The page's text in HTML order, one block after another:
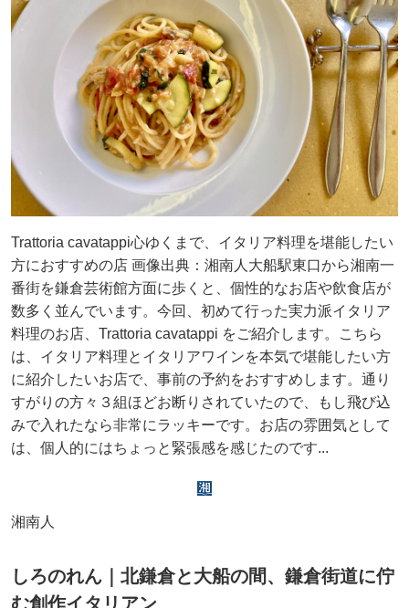
Trattoria cavatappi心ゆくまで、イタリア料理を堪能したい
方におすすめの店 画像出典：湘南人大船駅東口から湘南一
番街を鎌倉芸術館方面に歩くと、個性的なお店や飲食店が
数多く並んでいます。今回、初めて行った実力派イタリア
料理のお店、Trattoria cavatappi をご紹介します。こちら
は、イタリア料理とイタリアワインを本気で堪能したい方
に紹介したいお店で、事前の予約をおすすめします。通り
すがりの方々３組ほどお断りされていたので、もし飛び込
みで入れたなら非常にラッキーです。お店の雰囲気として
は、個人的にはちょっと緊張感を感じたのです...
湘南人
しろのれん｜北鎌倉と大船の間、鎌倉街道に佇
む創作イタリアン